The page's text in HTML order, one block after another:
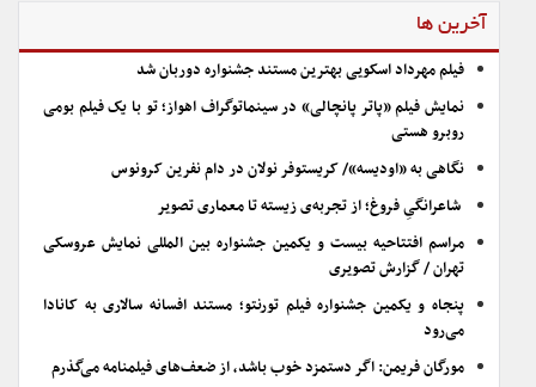
آخرین ها
فیلم مهرداد اسکویی بهترین مستند جشنواره دوربان شد
نمایش فیلم «پاتر پانچالی» در سینماتوگراف اهواز؛ تو با یک فیلم بومی
روبرو هستی
نگاهی به «اودیسه»/ کریستوفر نولان در دام نفرین کرونوس
شاعرانگیِ فروغ؛ از تجربه‌ی زیسته تا معماری تصویر
مراسم افتتاحیه بیست و یکمین جشنواره بین المللی نمایش عروسکی
تهران / گزارش تصویری
پنجاه و یکمین جشنواره فیلم تورنتو؛ مستند افسانه سالاری به کانادا
می‌رود
مورگان فریمن: اگر دستمزد خوب باشد، از ضعف‌های فیلمنامه می‌گذرم